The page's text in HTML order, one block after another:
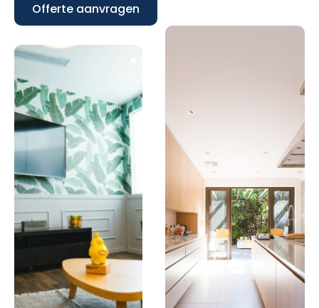
Offerte aanvragen